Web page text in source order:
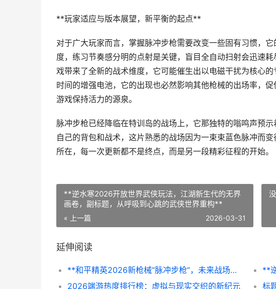
**玩家适应与版本展望，新平衡的起点**
对于广大玩家而言，掌握脉冲步枪需要改变一些固有习惯，
度，练习节奏感分明的点射是关键，盲目全自动扫射会迅速
戏带来了全新的战术维度，它可能催生出以电磁干扰为核心
时间的增强电池，它的出现也必然影响其他枪械的出场率，
游戏保持活力的源泉。
脉冲步枪已经降临在特训岛的战场上，它那独特的嗡鸣声预
自己的背包和战术，这片熟悉的战场因为一束束蓝色脉冲而
所在，每一次更新都不是终点，而是另一段精彩征程的开始。
**逆水寒2026开放世界武侠玩法，江湖新生代的无界
画卷，副标题，从呼吸到心跳的武侠世界重构**
« 上一篇 2026-03-31
延伸阅读
**和平精英2026新枪械“脉冲步枪”，未来战场的电磁风暴**
2026端游热度排行榜：虚拟与现实交织的新纪元